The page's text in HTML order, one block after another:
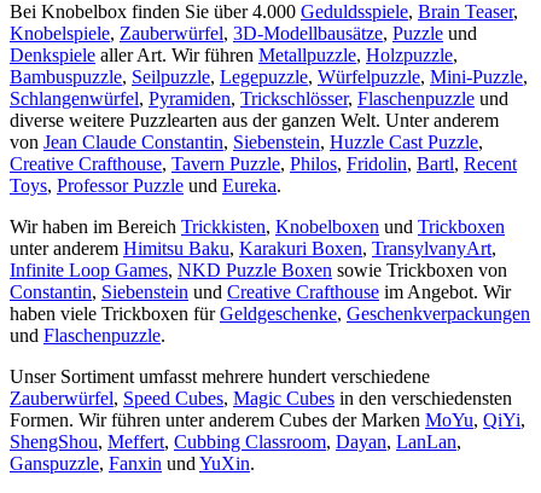
Bei Knobelbox finden Sie über 4.000 Geduldsspiele, Brain Teaser,
Knobelspiele, Zauberwürfel, 3D-Modellbausätze, Puzzle und
Denkspiele aller Art. Wir führen Metallpuzzle, Holzpuzzle,
Bambuspuzzle, Seilpuzzle, Legepuzzle, Würfelpuzzle, Mini-Puzzle,
Schlangenwürfel, Pyramiden, Trickschlösser, Flaschenpuzzle und
diverse weitere Puzzlearten aus der ganzen Welt. Unter anderem
von Jean Claude Constantin, Siebenstein, Huzzle Cast Puzzle,
Creative Crafthouse, Tavern Puzzle, Philos, Fridolin, Bartl, Recent
Toys, Professor Puzzle und Eureka.
Wir haben im Bereich Trickkisten, Knobelboxen und Trickboxen
unter anderem Himitsu Baku, Karakuri Boxen, TransylvanyArt,
Infinite Loop Games, NKD Puzzle Boxen sowie Trickboxen von
Constantin, Siebenstein und Creative Crafthouse im Angebot. Wir
haben viele Trickboxen fürGeldgeschenke, Geschenkverpackungen
und Flaschenpuzzle.
Unser Sortiment umfasst mehrere hundert verschiedene
Zauberwürfel, Speed Cubes, Magic Cubes in den verschiedensten
Formen. Wir führen unter anderem Cubes der Marken MoYu, QiYi,
ShengShou, Meffert, Cubbing Classroom, Dayan, LanLan,
Ganspuzzle, Fanxin und YuXin.